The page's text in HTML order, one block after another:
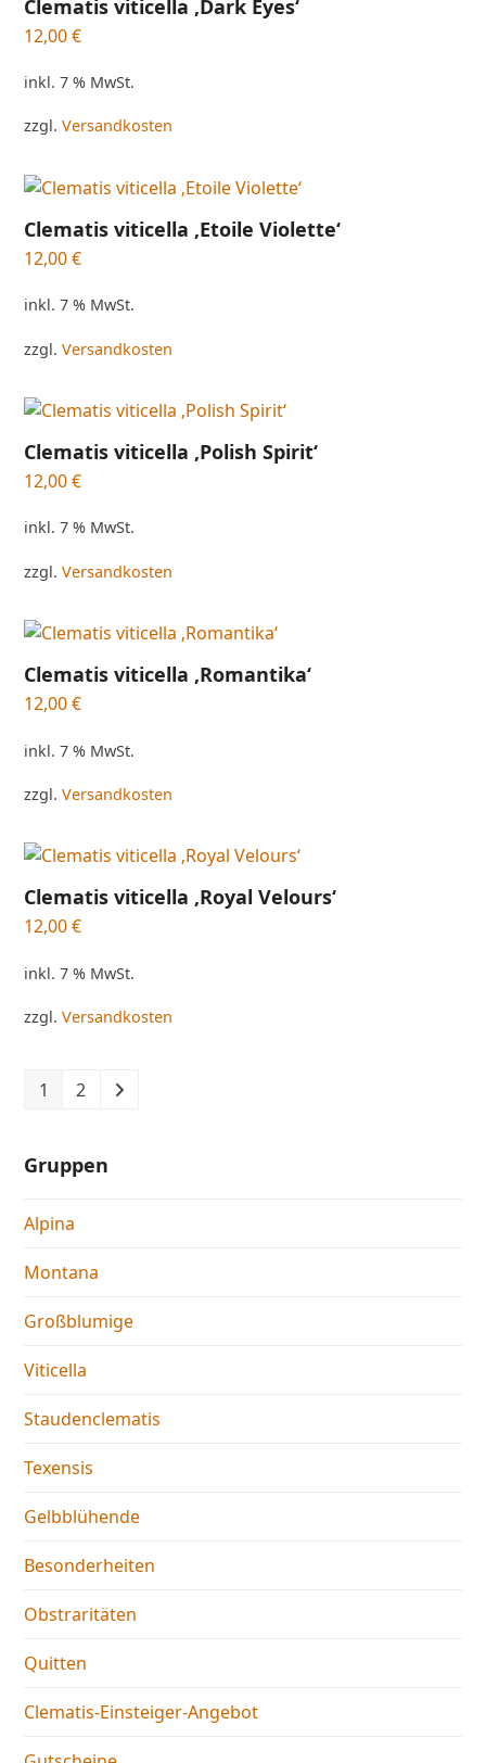
Clematis viticella ‚Dark Eyes‘
12,00€
inkl. 7 % MwSt.
zzgl.Versandkosten
Clematis viticella ‚Etoile Violette‘
12,00€
inkl. 7 % MwSt.
zzgl.Versandkosten
Clematis viticella ‚Polish Spirit‘
12,00€
inkl. 7 % MwSt.
zzgl.Versandkosten
Clematis viticella ‚Romantika‘
12,00€
inkl. 7 % MwSt.
zzgl.Versandkosten
Clematis viticella ‚Royal Velours‘
12,00€
inkl. 7 % MwSt.
zzgl.Versandkosten
1 2
Gruppen
Alpina
Montana
Großblumige
Viticella
Staudenclematis
Texensis
Gelbblühende
Besonderheiten
Obstraritäten
Quitten
Clematis-Einsteiger-Angebot